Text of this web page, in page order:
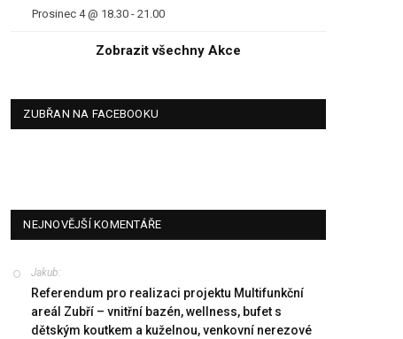
Prosinec 4 @ 18.30 -21.00
Zobrazit všechny Akce
ZUBŘAN NA FACEBOOKU
NEJNOVĚJŠÍ KOMENTÁŘE
Jakub:
Referendum pro realizaci projektu Multifunkční
areál Zubří – vnitřní bazén, wellness, bufet s
dětským koutkem a kuželnou, venkovní nerezové